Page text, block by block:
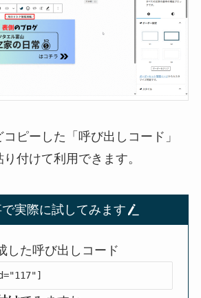
ピーした「呼び出しコード」
付けて利用できます。
実際に試してみます
した呼び出しコード